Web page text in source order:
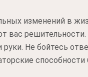
изменений в
вас
Не бойтесь